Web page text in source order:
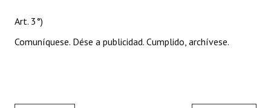
Art. 3°)
Comuníquese. Dése a publicidad. Cumplido, archívese.